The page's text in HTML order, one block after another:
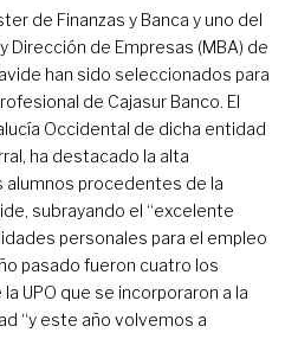
de Finanzas y Banca y uno del
Dirección de Empresas (MBA) de
han sido seleccionados para
de Cajasur Banco. El
Occidental de dicha entidad
ha destacado la alta
alumnos procedentes de la
subrayando el “excelente
personales para el empleo
pasado fueron cuatro los
UPO que se incorporaron a la
“y este año volvemos a